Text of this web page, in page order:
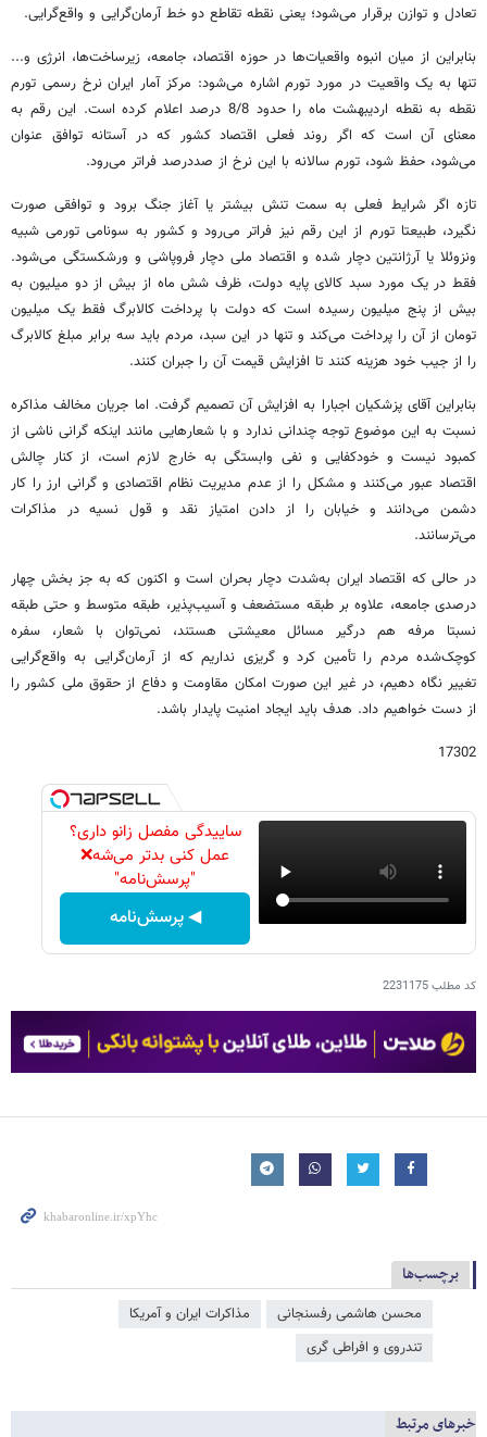
تعادل و توازن برقرار می‌شود؛ یعنی نقطه تقاطع دو خط آرمان‌گرایی و واقع‌گرایی.
بنابراین از میان انبوه واقعیات‌ها در حوزه اقتصاد، جامعه، زیرساخت‌ها، انرژی و...
تنها به یک واقعیت در مورد تورم اشاره می‌شود: مرکز آمار ایران نرخ رسمی تورم
نقطه به نقطه اردیبهشت ماه را حدود 8/8 درصد اعلام کرده است. این رقم به
معنای آن است که اگر روند فعلی اقتصاد کشور که در آستانه توافق عنوان
می‌شود، حفظ شود، تورم سالانه با این نرخ از صددرصد فراتر می‌رود.
تازه اگر شرایط فعلی به سمت تنش بیشتر یا آغاز جنگ برود و توافقی صورت
نگیرد، طبیعتا تورم از این رقم نیز فراتر می‌رود و کشور به سونامی تورمی شبیه
ونزوئلا یا آرژانتین دچار شده و اقتصاد ملی دچار فروپاشی و ورشکستگی می‌شود.
فقط در یک مورد سبد کالای پایه دولت، ظرف شش ماه از بیش از دو میلیون به
بیش از پنج میلیون رسیده است که دولت با پرداخت کالابرگ فقط یک میلیون
تومان از آن را پرداخت می‌کند و تنها در این سبد، مردم باید سه برابر مبلغ کالابرگ
را از جیب خود هزینه کنند تا افزایش قیمت آن را جبران کنند.
بنابراین آقای پزشکیان اجبارا به افزایش آن تصمیم گرفت. اما جریان مخالف مذاکره
نسبت به این موضوع توجه چندانی ندارد و با شعارهایی مانند اینکه گرانی ناشی از
کمبود نیست و خودکفایی و نفی وابستگی به خارج لازم است، از کنار چالش
اقتصاد عبور می‌کنند و مشکل را از عدم مدیریت نظام اقتصادی و گرانی ارز را کار
دشمن می‌دانند و خیابان را از دادن امتیاز نقد و قول نسیه در مذاکرات
می‌ترسانند.
در حالی که اقتصاد ایران به‌شدت دچار بحران است و اکنون که به جز بخش چهار
درصدی جامعه، علاوه بر طبقه مستضعف و آسیب‌پذیر، طبقه متوسط و حتی طبقه
نسبتا مرفه هم درگیر مسائل معیشتی هستند، نمی‌توان با شعار، سفره
کوچک‌شده مردم را تأمین کرد و گریزی نداریم که از آرمان‌گرایی به واقع‌گرایی
تغییر نگاه دهیم، در غیر این‌ صورت امکان مقاومت و دفاع از حقوق ملی کشور را
از دست خواهیم داد. هدف باید ایجاد امنیت پایدار باشد.
17302
ساییدگی مفصل زانو داری؟
عمل کنی بدتر می‌شه❌
"پرسش‌نامه"
◀ پرسش‌نامه
کد مطلب2231175
برچسب‌ها
محسن هاشمی رفسنجانی
مذاکرات ایران و آمریکا
تندروی و افراطی گری
خبرهای مرتبط